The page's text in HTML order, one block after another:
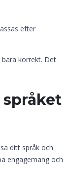
efter
korrekt. Det
ditt språk och
engagemang och